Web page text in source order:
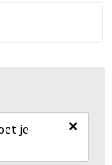
je
×